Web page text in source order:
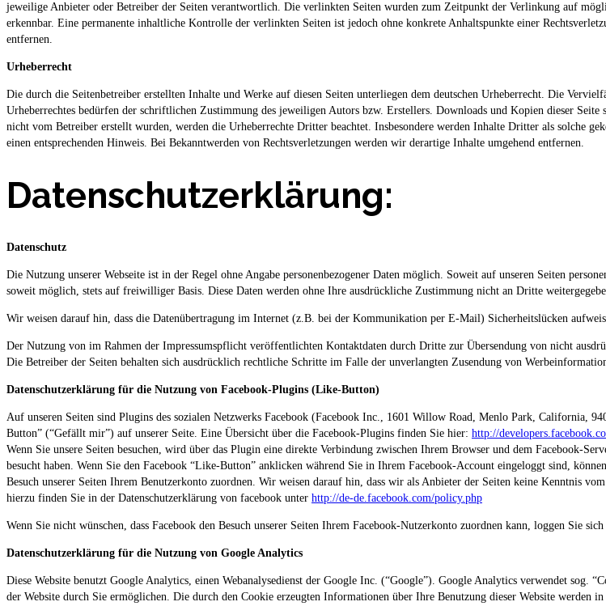
jeweilige Anbieter oder Betreiber der Seiten verantwortlich. Die verlinkten Seiten wurden zum Zeitpunkt der Verlinkung auf
erkennbar. Eine permanente inhaltliche Kontrolle der verlinkten Seiten ist jedoch ohne konkrete Anhaltspunkte einer
entfernen.
Urheberrecht
Die durch die Seitenbetreiber erstellten Inhalte und Werke auf diesen Seiten unterliegen dem deutschen Urheberrecht. Die
Urheberrechtes bedürfen der schriftlichen Zustimmung des jeweiligen Autors bzw. Erstellers. Downloads und Kopien dieser
nicht vom Betreiber erstellt wurden, werden die Urheberrechte Dritter beachtet. Insbesondere werden Inhalte Dritter als solche
einen entsprechenden Hinweis. Bei Bekanntwerden von Rechtsverletzungen werden wir derartige Inhalte umgehend entfernen.
Datenschutzerklärung:
Datenschutz
Die Nutzung unserer Webseite ist in der Regel ohne Angabe personenbezogener Daten möglich. Soweit auf unseren Seiten
soweit möglich, stets auf freiwilliger Basis. Diese Daten werden ohne Ihre ausdrückliche Zustimmung nicht an Dritte
Wir weisen darauf hin, dass die Datenübertragung im Internet (z.B. bei der Kommunikation per E-Mail) Sicherheitslücken
Der Nutzung von im Rahmen der Impressumspflicht veröffentlichten Kontaktdaten durch Dritte zur Übersendung von nicht
Die Betreiber der Seiten behalten sich ausdrücklich rechtliche Schritte im Falle der unverlangten Zusendung von
Datenschutzerklärung für die Nutzung von Facebook-Plugins (Like-Button)
Auf unseren Seiten sind Plugins des sozialen Netzwerks Facebook (Facebook Inc., 1601 Willow Road, Menlo Park, California,
Button” (“Gefällt mir”) auf unserer Seite. Eine Übersicht über die Facebook-Plugins finden Sie hier: http://
Wenn Sie unsere Seiten besuchen, wird über das Plugin eine direkte Verbindung zwischen Ihrem Browser und dem Facebook-
besucht haben. Wenn Sie den Facebook “Like-Button” anklicken während Sie in Ihrem Facebook-Account eingeloggt sind,
Besuch unserer Seiten Ihrem Benutzerkonto zuordnen. Wir weisen darauf hin, dass wir als Anbieter der Seiten keine Kenntnis
hierzu finden Sie in der Datenschutzerklärung von facebook unter http://de-de.facebook.com/policy.php
Wenn Sie nicht wünschen, dass Facebook den Besuch unserer Seiten Ihrem Facebook-Nutzerkonto zuordnen kann, loggen Sie
Datenschutzerklärung für die Nutzung von Google Analytics
Diese Website benutzt Google Analytics, einen Webanalysedienst der Google Inc. (“Google”). Google Analytics verwendet sog.
der Website durch Sie ermöglichen. Die durch den Cookie erzeugten Informationen über Ihre Benutzung dieser Website werden